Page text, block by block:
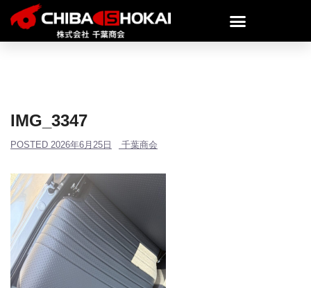
IMG_3347
POSTED 2026年6月25日 千葉商会